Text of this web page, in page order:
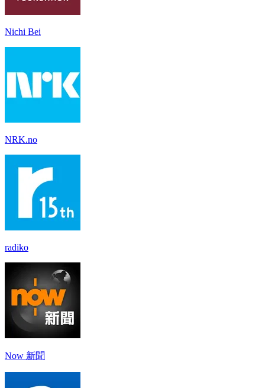
Nichi Bei
NRK.no
radiko
Now 新聞